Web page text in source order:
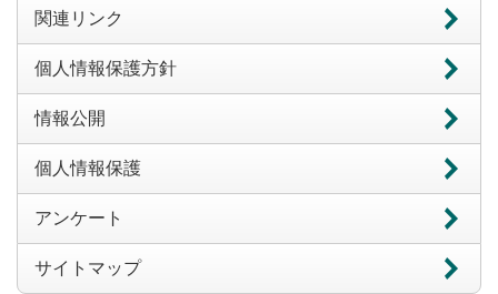
関連リンク
個人情報保護方針
情報公開
個人情報保護
アンケート
サイトマップ